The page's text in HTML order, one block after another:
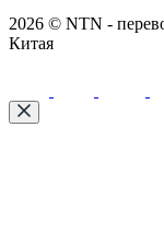
2026 © NTN -
Китая